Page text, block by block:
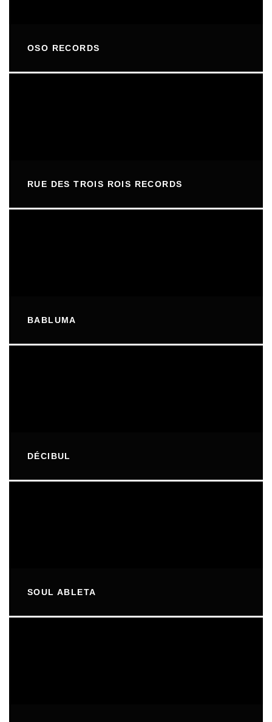
OSO RECORDS
RUE DES TROIS ROIS RECORDS
BABLUMA
DÉCIBUL
SOUL ABLETA